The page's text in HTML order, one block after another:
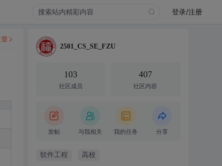
登录/注册
2501_CS_SE_FZU
103
社区成员
407
社区内容
发帖 与我相关 我的任务 分享
软件工程 高校